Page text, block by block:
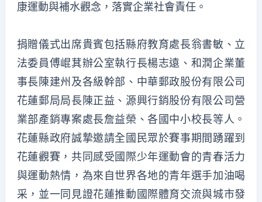
康運動與補水觀念，落實企業社會責任。
捐贈儀式出席貴賓包括縣府教育處長翁書敏、立
法委員傅崐萁辦公室執行長楊志遠、和潤企業董
事長陳建州及各級幹部、中華郵政股份有限公司
花蓮郵局局長陳正益、源興行銷股份有限公司營
業部產銷專案處長詹益榮、各國中小校長等人。
花蓮縣政府誠摯邀請全國民眾於賽事期間踴躍到
花蓮觀賽，共同感受國際少年運動會的青春活力
與運動熱情，為來自世界各地的青年選手加油喝
采，並一同見證花蓮推動國際體育交流與城市發